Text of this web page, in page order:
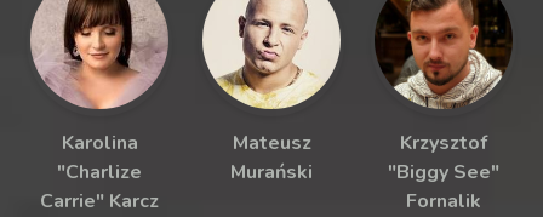
Karolina
"Charlize
Carrie" Karcz
Mateusz
Murański
Krzysztof
"Biggy See"
Fornalik